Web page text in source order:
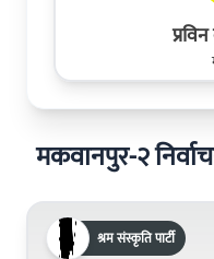
मकवानपुर-२
श्रम संस्कृति पार्टी